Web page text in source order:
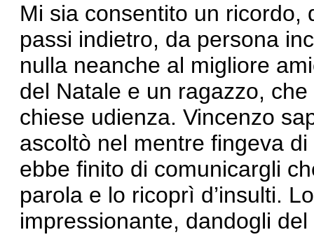
Mi sia consentito un ricordo,
passi indietro, da persona
nulla neanche al migliore
del Natale e un ragazzo,
chiese udienza. Vincenzo
ascoltò nel mentre fingeva
ebbe finito di comunicargli
parola e lo ricoprì d’insulti.
impressionante, dandogli del